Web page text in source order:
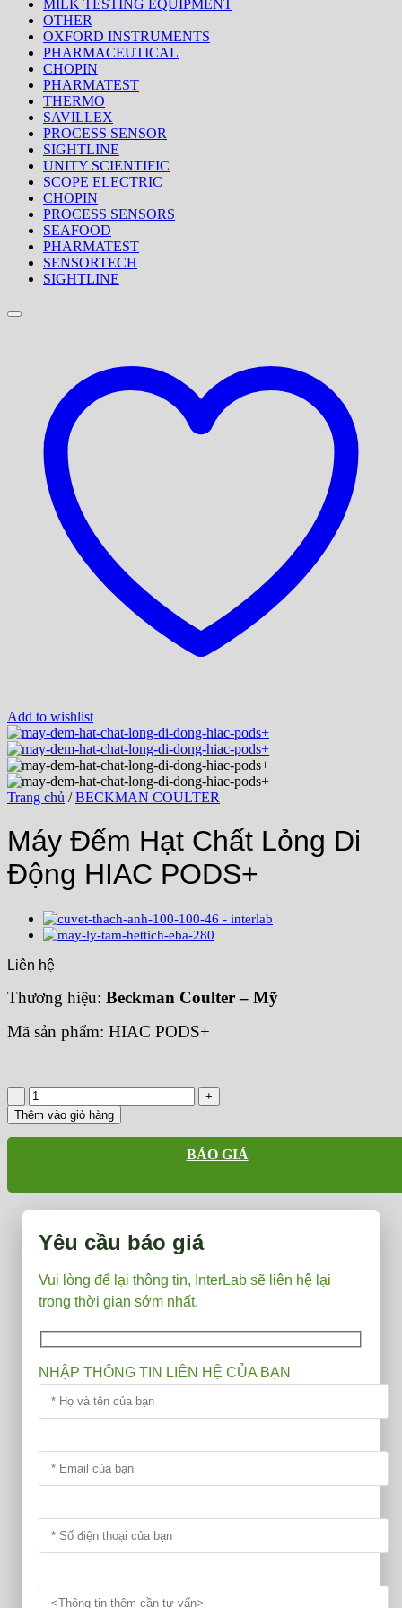
MILK TESTING EQUIPMENT
OTHER
OXFORD INSTRUMENTS
PHARMACEUTICAL
CHOPIN
PHARMATEST
THERMO
SAVILLEX
PROCESS SENSOR
SIGHTLINE
UNITY SCIENTIFIC
SCOPE ELECTRIC
CHOPIN
PROCESS SENSORS
SEAFOOD
PHARMATEST
SENSORTECH
SIGHTLINE
Add to wishlist
Trang chủ / BECKMAN COULTER
Máy Đếm Hạt Chất Lỏng Di
Động HIAC PODS+
Liên hệ
Thương hiệu: Beckman Coulter – Mỹ
Mã sản phẩm: HIAC PODS+
Máy
Đếm
Hạt
Chất
Động
số
lượng
Thêm vào giỏ hàng
BÁO GIÁ
Yêu cầu báo giá
Vui lòng để lại thông tin, InterLab sẽ liên hệ lại
trong thời gian sớm nhất.
NHẬP THÔNG TIN LIÊN HỆ CỦA BẠN